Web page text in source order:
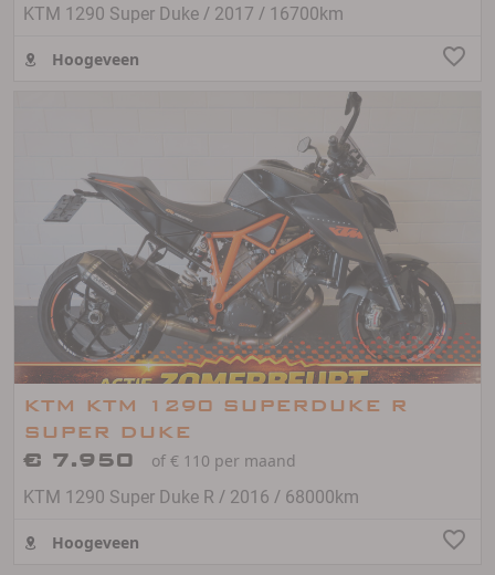
KTM 1290 Super Duke / 2017 / 16700km
Hoogeveen
KTM KTM 1290 SUPERDUKE R
SUPER DUKE
€ 7.950
of € 110 per maand
KTM 1290 Super Duke R / 2016 / 68000km
Hoogeveen